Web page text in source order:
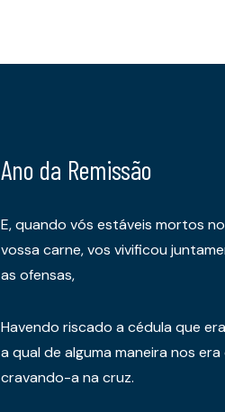
Ano da Remissão
E, quando vós estáveis mortos
vossa carne, vos vivificou
as ofensas,
Havendo riscado a cédula que
a qual de alguma maneira nos
cravando-a na cruz.